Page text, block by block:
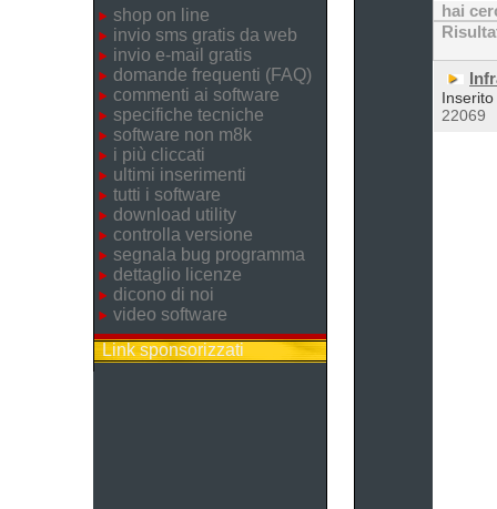
shop on line
invio sms gratis da web
invio e-mail gratis
domande frequenti (FAQ)
commenti ai software
specifiche tecniche
software non m8k
i più cliccati
ultimi inserimenti
tutti i software
download utility
controlla versione
segnala bug programma
dettaglio licenze
dicono di noi
video software
Link sponsorizzati
hai
22069